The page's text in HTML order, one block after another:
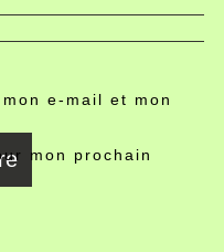
e-mail et mon
mon prochain